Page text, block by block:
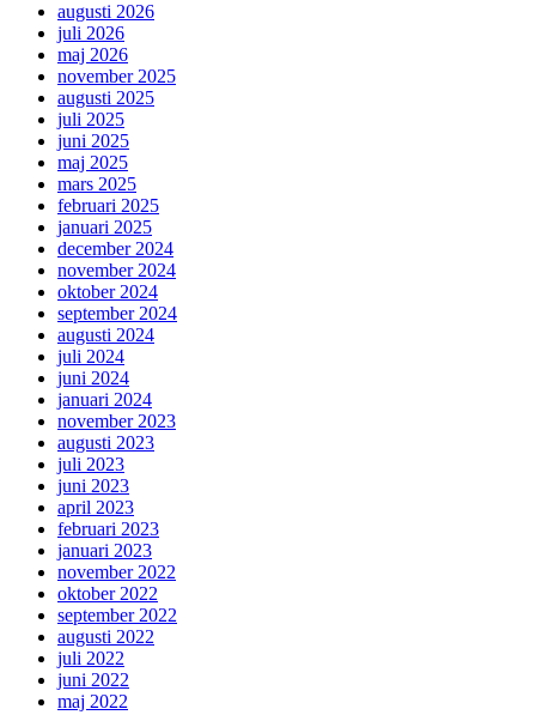
augusti 2026
juli 2026
maj 2026
november 2025
augusti 2025
juli 2025
juni 2025
maj 2025
mars 2025
februari 2025
januari 2025
december 2024
november 2024
oktober 2024
september 2024
augusti 2024
juli 2024
juni 2024
januari 2024
november 2023
augusti 2023
juli 2023
juni 2023
april 2023
februari 2023
januari 2023
november 2022
oktober 2022
september 2022
augusti 2022
juli 2022
juni 2022
maj 2022